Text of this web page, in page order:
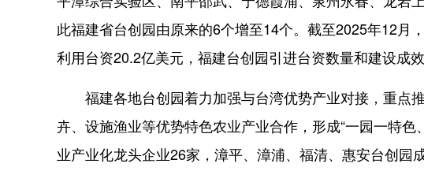
此福建省台创园由原来的6个增至14个。截至2025年12月
利用台资20.2亿美元，福建台创园引进台资数量和建设成效
福建各地台创园着力加强与台湾优势产业对接，重点
卉、设施渔业等优势特色农业产业合作，形成“一园一特
业产业化龙头企业26家，漳平、漳浦、福清、惠安台创园